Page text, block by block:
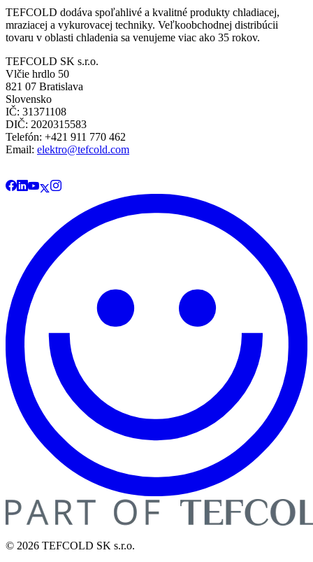
TEFCOLD dodáva spoľahlivé a kvalitné produkty chladiacej,
mraziacej a vykurovacej techniky. Veľkoobchodnej distribúcii
tovaru v oblasti chladenia sa venujeme viac ako 35 rokov.
TEFCOLD SK s.r.o.
Vlčie hrdlo 50
821 07 Bratislava
Slovensko
IČ: 31371108
DIČ: 2020315583
Telefón: +421 911 770 462
Email: elektro@tefcold.com
© 2026 TEFCOLD SK s.r.o.